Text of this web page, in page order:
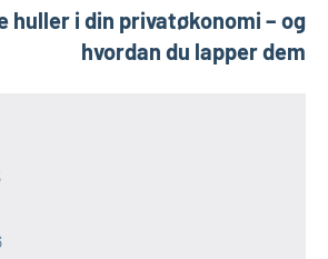
huller i din privatøkonomi – og
hvordan du lapper dem